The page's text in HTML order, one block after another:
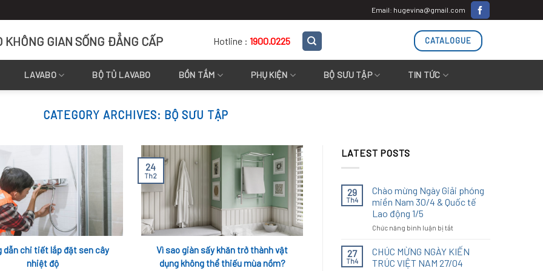
Email: hugevina@gmail.com
KHÔNG GIAN SỐNG ĐẲNG CẤP Hotline : 1900.0225 CATALOGUE
LAVABO BỘ TỦ LAVABO BỒN TẮM PHỤ KIỆN BỘ SƯU TẬP TIN TỨC
CATEGORY ARCHIVES: BỘ SƯU TẬP
dẫn chi tiết lắp đặt sen cây
nhiệt độ
Vì sao giàn sấy khăn trở thành vật
dụng không thể thiếu mùa nồm?
24
Th2
LATEST POSTS
29
Th4
Chào mừng Ngày Giải phóng
miền Nam 30/4 & Quốc tế
Lao động 1/5
Chức năng bình luận bị tắtở
mừng
Ngày
Giải
27
Th4
CHÚC MỪNG NGÀY KIẾN
TRÚC VIỆT NAM 27/04